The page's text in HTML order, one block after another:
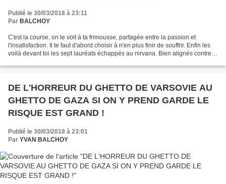
Publié le 30/03/2018 à 23:11
Par BALCHOY
C'est la course, on le voit à ta frimousse, partagée entre la passion et
l'insatisfaction. Il te faut d'abord choisir à n'en plus finir de souffrir. Enfin les
voilà devant toi les sept lauréats échappés au nirvana. Bien alignés contre
DE L'HORREUR DU GHETTO DE VARSOVIE AU
GHETTO DE GAZA SI ON Y PREND GARDE LE
RISQUE EST GRAND !
Publié le 30/03/2018 à 23:01
Par YVAN BALCHOY